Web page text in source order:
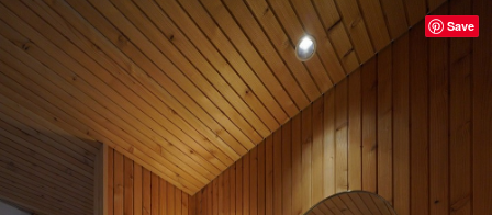
Save